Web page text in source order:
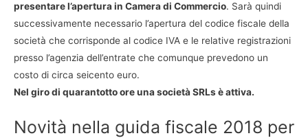
presentare l’apertura in Camera di Commercio. Sarà quindi
successivamente necessario l’apertura del codice fiscale della
società che corrisponde al codice IVA e le relative registrazioni
presso l’agenzia dell’entrate che comunque prevedono un
costo di circa seicento euro.
Nel giro di quarantotto ore una società SRLs è attiva.
Novità nella guida fiscale 2018 per